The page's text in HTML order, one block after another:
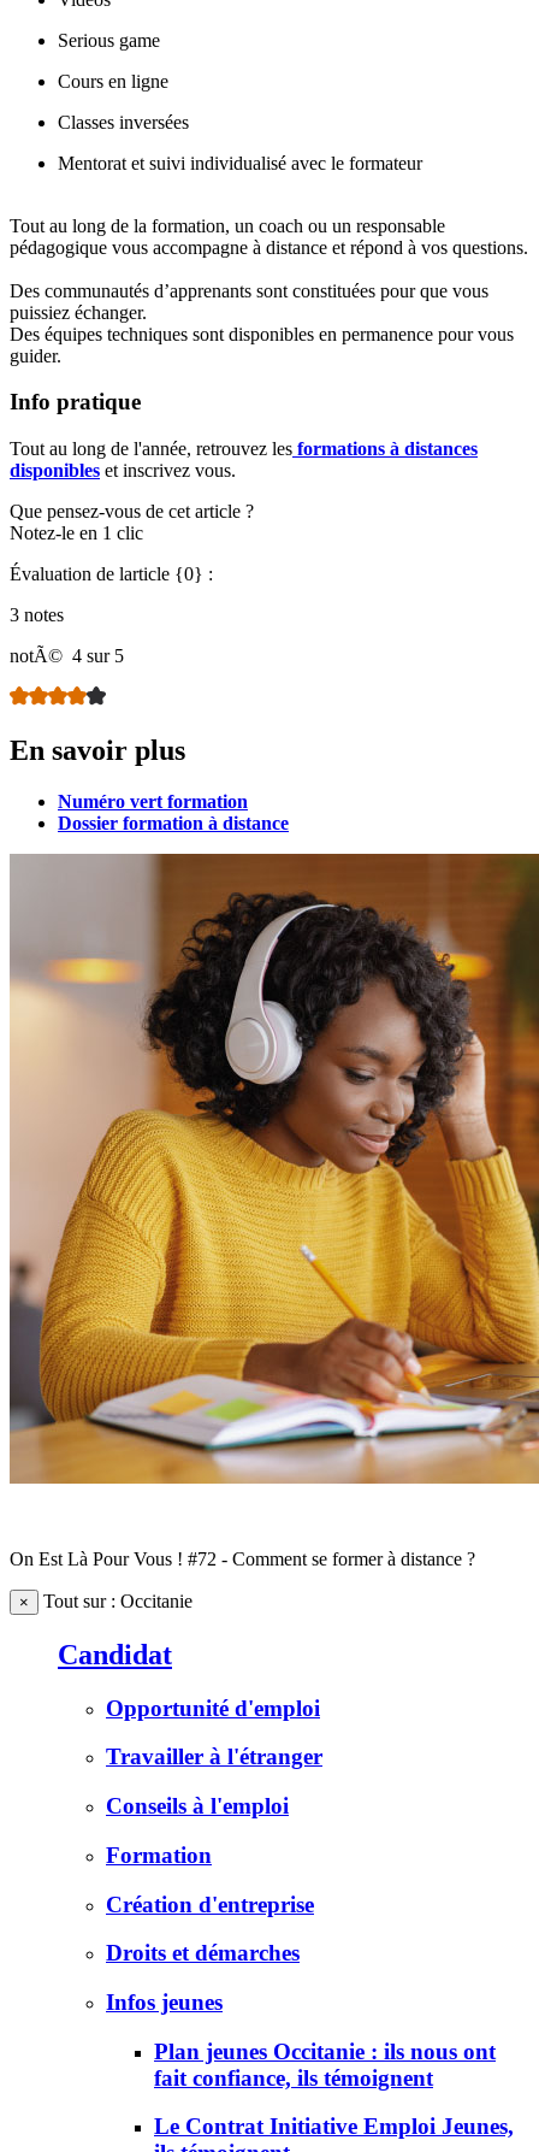
Serious game
Cours en ligne
Classes inversées
Mentorat et suivi individualisé avec le formateur
Tout au long de la formation, un coach ou un responsable
pédagogique vous accompagne à distance et répond à vos questions.
Des communautés d’apprenants sont constituées pour que vous
puissiez échanger.
Des équipes techniques sont disponibles en permanence pour vous
guider.
Info pratique
Tout au long de l'année, retrouvez les formations à distances
disponibles et inscrivez vous.
Que pensez-vous de cet article ?
Notez-le en 1 clic
Évaluation de larticle {0} :
3 notes
notÃ© 4 sur 5
En savoir plus
Numéro vert formation
Dossier formation à distance
On Est Là Pour Vous ! #72 - Comment se former à distance ?
× Tout sur : Occitanie
Candidat
Opportunité d'emploi
Travailler à l'étranger
Conseils à l'emploi
Formation
Création d'entreprise
Droits et démarches
Infos jeunes
Plan jeunes Occitanie : ils nous ont
fait confiance, ils témoignent
Le Contrat Initiative Emploi Jeunes,